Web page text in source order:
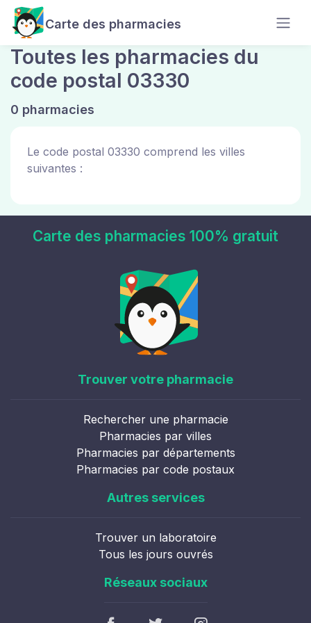
Carte des pharmacies
Toutes les pharmacies du
code postal 03330
0 pharmacies
Le code postal 03330 comprend les villes
suivantes :
Carte des pharmacies 100% gratuit
Trouver votre pharmacie
Rechercher une pharmacie
Pharmacies par villes
Pharmacies par départements
Pharmacies par code postaux
Autres services
Trouver un laboratoire
Tous les jours ouvrés
Réseaux sociaux